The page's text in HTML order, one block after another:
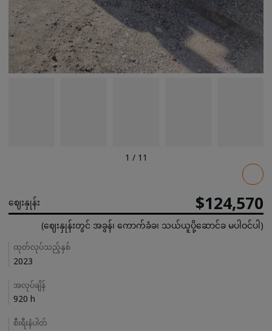
1 / 11
ဈေးနှုန်း $124,570
(ဈေးနှုန်းတွင် အခွန်၊ ကောက်ခံခ၊ သယ်ယူပို့ဆောင်ခ မပါဝင်ပါ)
Details
ထုတ်လုပ်သည့်နှစ်
2023
အလုပ်ချိန်
920 h
စီးရီးနံပါတ်